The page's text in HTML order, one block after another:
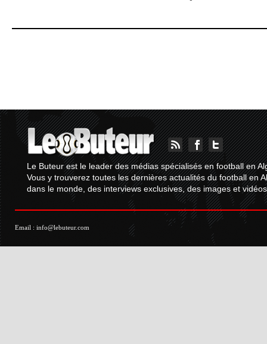
Le Buteur est le leader des médias spécialisés en football en
Vous y trouverez toutes les dernières actualités du football en
dans le monde, des interviews exclusives, des images et
Email : info@lebuteur.com